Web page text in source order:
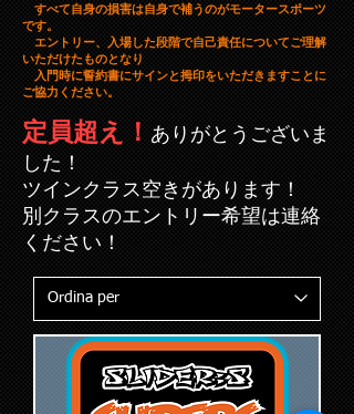
すべて自身の損害は自身で補うのがモータースポーツ
です。
エントリー、入場した段階で自己責任についてご理解
いただけたものとなり
​ 入門時に誓約書にサインと拇印をいただきますことに
ご協力ください。
定員超え！ ありがとうございま
した！
ツインクラス空きがあります！
​別クラスのエントリー希望は連絡
ください！